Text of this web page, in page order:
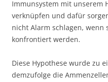
Immunsystem mit unserem
verknüpfen und dafür
nicht Alarm schlagen, wenn
konfrontiert werden.
Diese Hypothese wurde zu
demzufolge die